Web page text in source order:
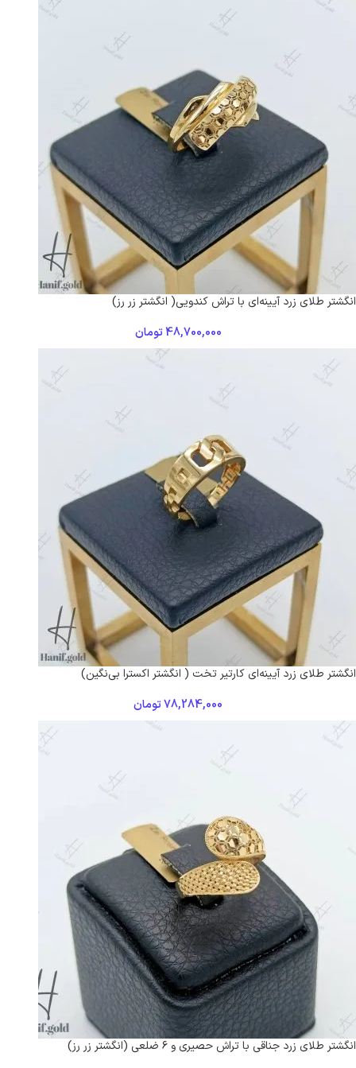
انگشتر طلای زرد آیینه‌ای با تراش کندویی( انگشتر زر رز)
48,700,000 تومان
انگشتر طلای زرد آیینه‌ای کارتیر تخت ( انگشتر اکسترا بی‌نگین)
78,284,000تومان
انگشتر طلای زرد جناقی با تراش حصیری و ۶ ضلعی (انگشتر زر رز)